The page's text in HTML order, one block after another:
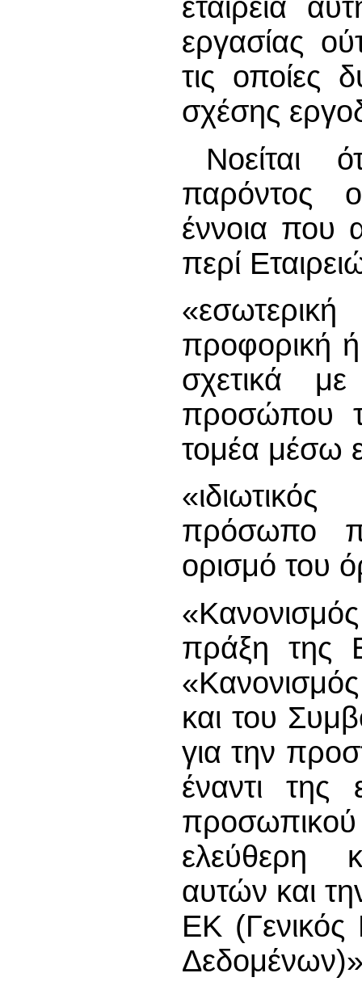
εταιρεία
εργασίας
τις οποίες
σχέσης
Νοείται
παρόντος
έννοια που
περί
προφορική
σχετικά
προσώπου
τομέα μέσω
πρόσωπο
ορισμό του
πράξη της
και του
για την
έναντι της
ελεύθερη
αυτών και
ΕΚ (Γενικός